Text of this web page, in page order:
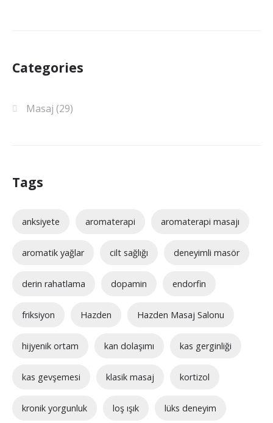
Categories
Masaj (29)
Tags
anksiyete aromaterapi aromaterapi masajı
aromatik yağlar cilt sağlığı deneyimli masör
derin rahatlama dopamin endorfin
friksiyon Hazden Hazden Masaj Salonu
hijyenik ortam kan dolaşımı kas gerginliği
kas gevşemesi klasik masaj kortizol
kronik yorgunluk loş ışık lüks deneyim